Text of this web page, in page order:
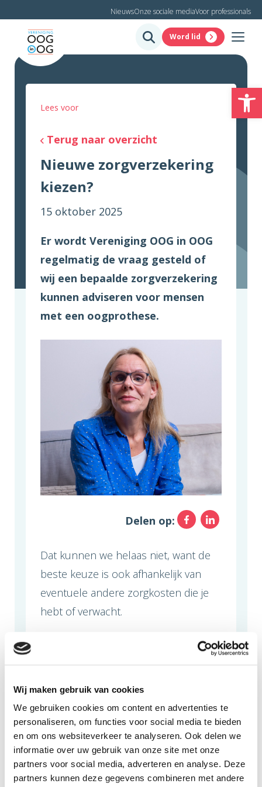
Wij maken gebruik van cookies
We gebruiken cookies om content en advertenties te
personaliseren, om functies voor social media te bieden
en om ons websiteverkeer te analyseren. Ook delen we
informatie over uw gebruik van onze site met onze
partners voor social media, adverteren en analyse. Deze
partners kunnen deze gegevens combineren met andere
NieuwsOnze sociale mediaVoor professionals
Word lid
Lees voor
Terug naar overzicht
Nieuwe zorgverzekering
kiezen?
15 oktober 2025
Er wordt Vereniging OOG in OOG
regelmatig de vraag gesteld of
wij een bepaalde zorgverzekering
kunnen adviseren voor mensen
met een oogprothese.
Delen op:
Dat kunnen we helaas niet, want de
beste keuze is ook afhankelijk van
eventuele andere zorgkosten die je
hebt of verwacht.
Wel is het zo dat ocularist Benjamin
Flettner (nog) niet met alle
kunnen afsluiten. Kom je bij
Benjamin? Dan raden we aan bij hem
te informeren met welke
zorgverzekeraars hij afspraken heeft,
zodat je deze informatie mee kunt